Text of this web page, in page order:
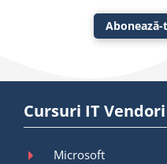
Cursuri IT Vendori
Microsoft